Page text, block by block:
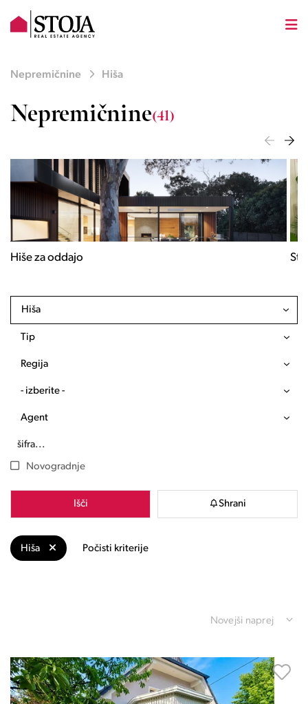
Nepremičnine Hiša
Nepremičnine(41)
Stanovanja za oddajo
Hiša
Tip
Regija
- izberite -
Agent
Novogradnje
Išči Shrani
Hiša Počisti kriterije
Novejši naprej